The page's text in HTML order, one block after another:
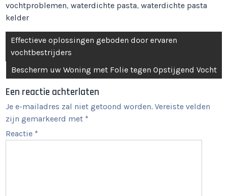
vochtproblemen,waterdichte pasta,waterdichte pasta
kelder
Berichtnavigatie
Effectieve oplossingen geboden door ervaren
vochtbestrijders
Bescherm uw Woning met Folie tegen Opstijgend Vocht
Een reactie achterlaten
Je e-mailadres zal niet getoond worden. Vereiste velden
zijn gemarkeerd met *
Reactie *